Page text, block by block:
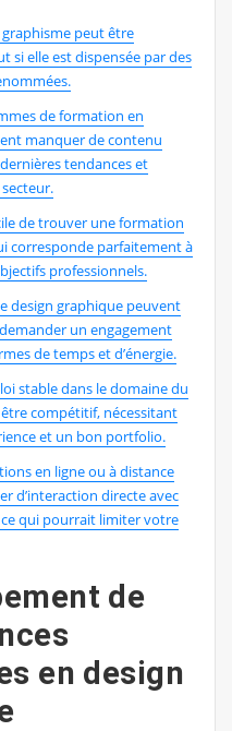
peut être
si elle est dispensée par des
de formation en
manquer de contenu
tendances et
de trouver une formation
corresponde parfaitement à
professionnels.
design graphique peuvent
un engagement
de temps et d’énergie.
stable dans le domaine du
compétitif, nécessitant
et un bon portfolio.
en ligne ou à distance
d’interaction directe avec
qui pourrait limiter votre
de
en design